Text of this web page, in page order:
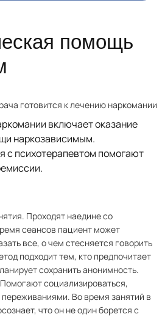
помощь
включает оказание
наркозависимым.
с психотерапевтом помогают
Проходят наедине со
сеансов пациент может
все, о чем стесняется говорить
подходит тем, кто предпочитает
сохранить анонимность.
социализироваться,
переживаниями. Во время занятий в
что он не один борется с